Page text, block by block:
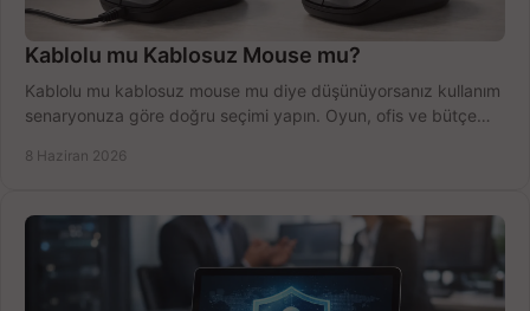
Kablolu mu Kablosuz Mouse mu?
Kablolu mu kablosuz mouse mu diye düşünüyorsanız kullanım
senaryonuza göre doğru seçimi yapın. Oyun, ofis ve bütçe
8 Haziran 2026